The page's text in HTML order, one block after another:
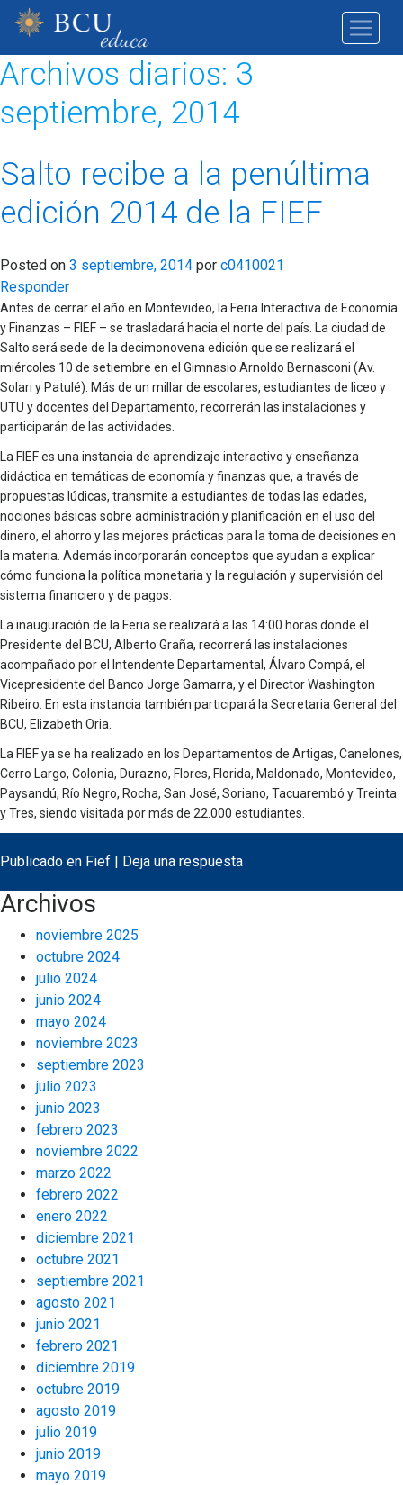
Archivos diarios: 3
septiembre, 2014
Salto recibe a la penúltima
edición 2014 de la FIEF
Posted on 3 septiembre, 2014 por c0410021
Responder
Antes de cerrar el año en Montevideo, la Feria Interactiva de Economía
y Finanzas – FIEF – se trasladará hacia el norte del país. La ciudad de
Salto será sede de la decimonovena edición que se realizará el
miércoles 10 de setiembre en el Gimnasio Arnoldo Bernasconi (Av.
Solari y Patulé). Más de un millar de escolares, estudiantes de liceo y
UTU y docentes del Departamento, recorrerán las instalaciones y
participarán de las actividades.
La FIEF es una instancia de aprendizaje interactivo y enseñanza
didáctica en temáticas de economía y finanzas que, a través de
propuestas lúdicas, transmite a estudiantes de todas las edades,
nociones básicas sobre administración y planificación en el uso del
dinero, el ahorro y las mejores prácticas para la toma de decisiones en
la materia. Además incorporarán conceptos que ayudan a explicar
cómo funciona la política monetaria y la regulación y supervisión del
sistema financiero y de pagos.
La inauguración de la Feria se realizará a las 14:00 horas donde el
Presidente del BCU, Alberto Graña, recorrerá las instalaciones
acompañado por el Intendente Departamental, Álvaro Compá, el
Vicepresidente del Banco Jorge Gamarra, y el Director Washington
Ribeiro. En esta instancia también participará la Secretaria General del
BCU, Elizabeth Oria.
La FIEF ya se ha realizado en los Departamentos de Artigas, Canelones,
Cerro Largo, Colonia, Durazno, Flores, Florida, Maldonado, Montevideo,
Paysandú, Río Negro, Rocha, San José, Soriano, Tacuarembó y Treinta
y Tres, siendo visitada por más de 22.000 estudiantes.
Publicado en Fief | Deja una respuesta
Archivos
noviembre 2025
octubre 2024
julio 2024
junio 2024
mayo 2024
noviembre 2023
septiembre 2023
julio 2023
junio 2023
febrero 2023
noviembre 2022
marzo 2022
febrero 2022
enero 2022
diciembre 2021
octubre 2021
septiembre 2021
agosto 2021
junio 2021
febrero 2021
diciembre 2019
octubre 2019
agosto 2019
julio 2019
junio 2019
mayo 2019